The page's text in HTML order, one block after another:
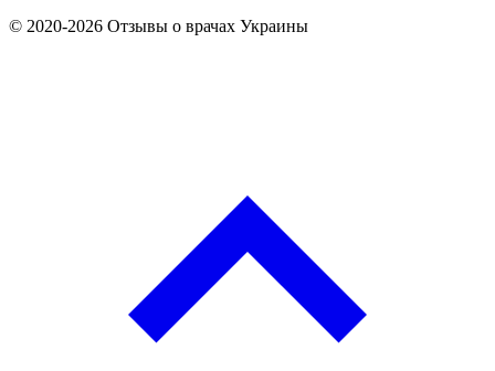
© 2020-2026 Отзывы о врачах Украины